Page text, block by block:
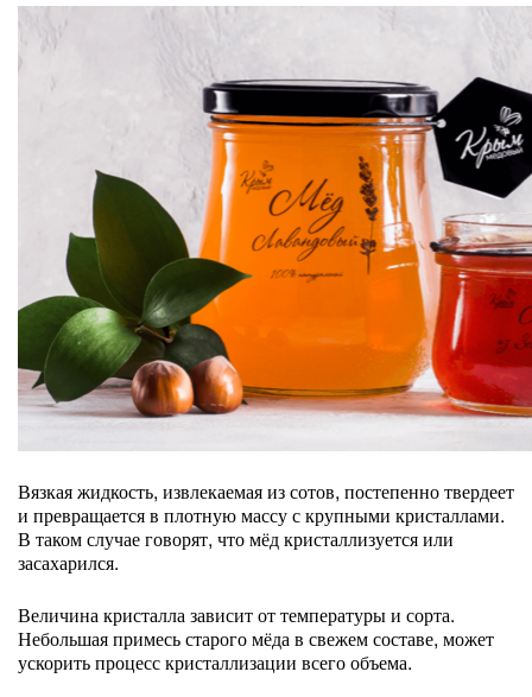
Вязкая жидкость, извлекаемая из сотов, постепенно твердеет
и превращается в плотную массу с крупными кристаллами.
В таком случае говорят, что мёд кристаллизуется или
засахарился.
Величина кристалла зависит от температуры и сорта.
Небольшая примесь старого мёда в свежем составе, может
ускорить процесс кристаллизации всего объема.